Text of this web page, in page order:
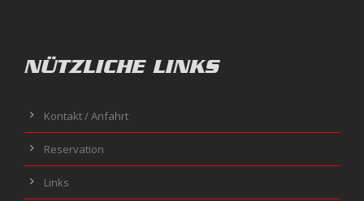
NÜTZLICHE LINKS
Kontakt / Anfahrt
Reservation
Links